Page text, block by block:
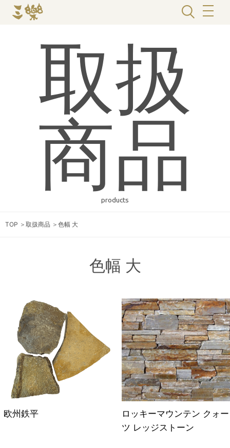
取扱
商品
products
TOP ＞ 取扱商品 ＞ 色幅 大
色幅 大
欧州鉄平
ロッキーマウンテン クォー
ツ レッジストーン